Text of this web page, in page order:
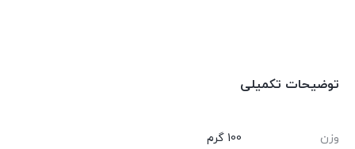
توضیحات تکمیلی
وزن 100 گرم